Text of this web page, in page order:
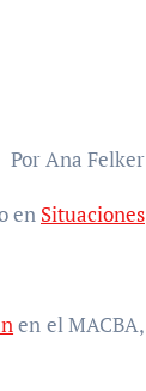
Por Ana Felker
en Situaciones
en el MACBA,